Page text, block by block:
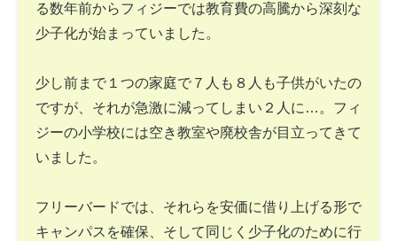
る数年前からフィジーでは教育費の高騰から深刻な
少子化が始まっていました。
少し前まで１つの家庭で７人も８人も子供がいたの
ですが、それが急激に減ってしまい２人に…。フィ
ジーの小学校には空き教室や廃校舎が目立ってきて
いました。
フリーバードでは、それらを安価に借り上げる形で
キャンパスを確保、そして同じく少子化のために行